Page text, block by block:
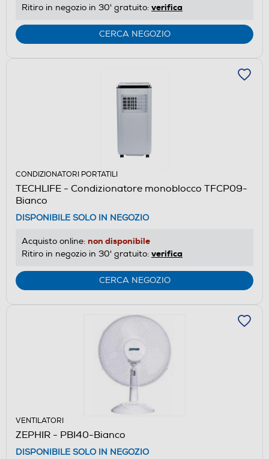
Ritiro in negozio in 30' gratuito: verifica
CERCA NEGOZIO
CONDIZIONATORI PORTATILI
TECHLIFE - Condizionatore monoblocco TFCP09-
Bianco
DISPONIBILE SOLO IN NEGOZIO
Acquisto online: non disponibile
Ritiro in negozio in 30' gratuito: verifica
CERCA NEGOZIO
VENTILATORI
ZEPHIR - PBI40-Bianco
DISPONIBILE SOLO IN NEGOZIO